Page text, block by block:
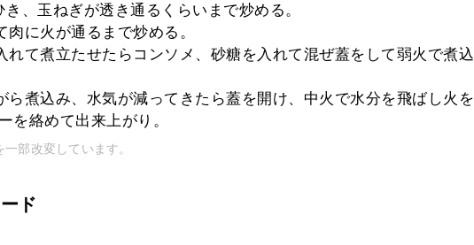
、玉ねぎが透き通るくらいまで炒める。
に火が通るまで炒める。
れて煮立たせたらコンソメ、砂糖を入れて混ぜ蓋をして弱火で煮込
ら煮込み、水気が減ってきたら蓋を開け、中火で水分を飛ばし火を
を絡めて出来上がり。
部改変しています。
ド